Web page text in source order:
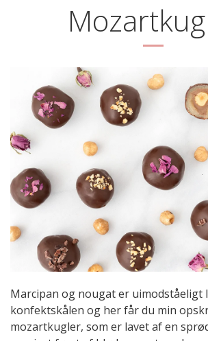
Marcipan og nougat er
konfektskålen og her får du min
mozartkugler, som er lavet af en